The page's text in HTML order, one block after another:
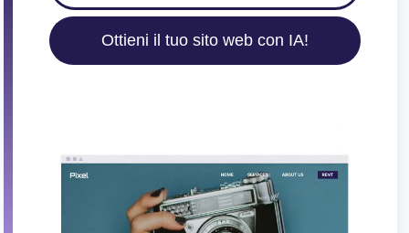
Ottieni il tuo sito web con IA!